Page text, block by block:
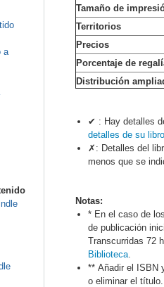
a
Tamaño de
Territorios
Precios
Porcentaje de
Distribución
✔ : Hay detalles
detalles de su libro
✗: Detalles del
menos que se
Notas:
* En el caso de
de publicación
Transcurridas 72
Biblioteca.
** Añadir el ISBN
o eliminar el título.